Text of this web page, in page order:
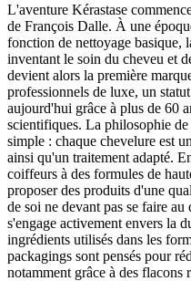
L'aventure Kérastase
de François Dalle. À une
fonction de nettoyage basique,
inventant le soin du cheveu et
devient alors la première
professionnels de luxe, un
aujourd'hui grâce à plus de 60
scientifiques. La philosophie
simple : chaque chevelure est
ainsi qu'un traitement adapté.
coiffeurs à des formules de
proposer des produits d'une
de soi ne devant pas se faire
s'engage activement envers la
ingrédients utilisés dans les
packagings sont pensés pour
notamment grâce à des flacons